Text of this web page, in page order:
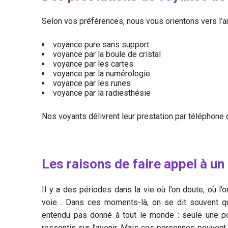
Selon vos préférences, nous vous orientons vers
voyance pure sans support
voyance par la boule de cristal
voyance par les cartes
voyance par la numérologie
voyance par les runes
voyance par la radiesthésie
Nos voyants délivrent leur prestation par
Les raisons de faire appel à
Il y a des périodes dans la vie où l’on doute, où
voie… Dans ces moments-là, on se dit souvent
entendu pas donné à tout le monde : seule une